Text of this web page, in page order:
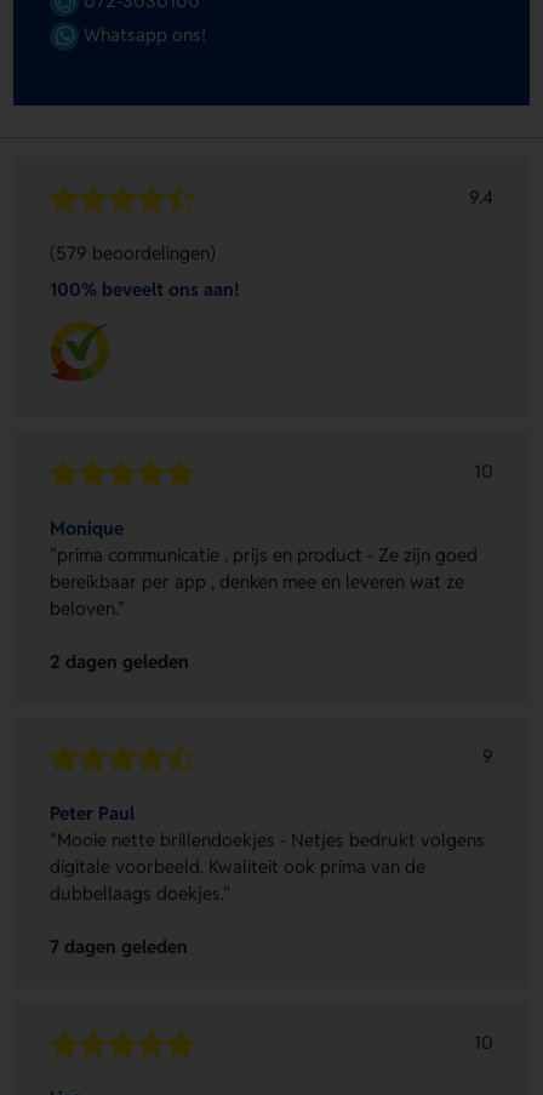
Whatsapp ons!
9.4
(579 beoordelingen)
100% beveelt ons aan!
10
Monique
"prima communicatie , prijs en product - Ze zijn goed
bereikbaar per app , denken mee en leveren wat ze
beloven."
2 dagen geleden
9
Peter Paul
"Mooie nette brillendoekjes - Netjes bedrukt volgens
digitale voorbeeld. Kwaliteit ook prima van de
dubbellaags doekjes."
7 dagen geleden
10